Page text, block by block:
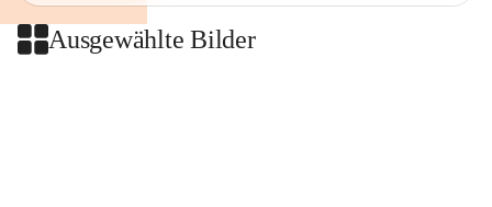
Ausgewählte Bilder